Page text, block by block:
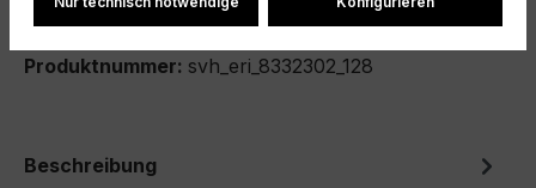
Produktnummer: svh_eri_8332302_128
Beschreibung